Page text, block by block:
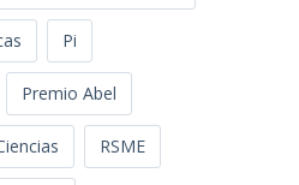
Pi
Premio Abel
RSME